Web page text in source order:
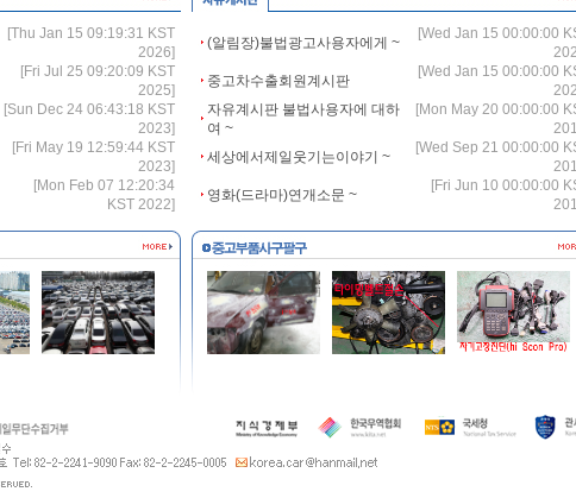
[Thu Jan 15 09:19:31 KST
2026]
[Fri Jul 25 09:20:09 KST
2025]
[Sun Dec 24 06:43:18 KST
2023]
[Fri May 19 12:59:44 KST
2023]
[Mon Feb 07 12:20:34
KST 2022]
(알림장)불법광고사용자에게 ~
[Wed Jan 15 00:00:00
중고차수출회원계시판
[Wed Jan 15 00:00:00
자유계시판 불법사용자에 대하
여 ~
[Mon May 20 00:00:00
세상에서제일웃기는이야기 ~
[Wed Sep 21 00:00:00
영화(드라마)연개소문 ~
[Fri Jun 10 00:00:00